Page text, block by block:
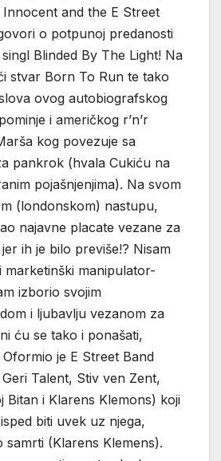
and the E Street
o potpunoj predanosti
Blinded By The Light! Na
stvar Born To Run te tako
ovog autobiografskog
i američkog r’n’r
kog povezuje sa
pankrok (hvala Cukiću na
pojašnjenjima). Na svom
(londonskom) nastupu,
najavne placate vezane za
ih je bilo previše!? Nisam
marketinški manipulator-
izborio svojim
i ljubavlju vezanom za
ću se tako i ponašati,
je E Street Band
Talent, Stiv ven Zent,
Bitan i Klarens Klemons) koji
biti uvek uz njega,
samrti (Klarens Klemens).